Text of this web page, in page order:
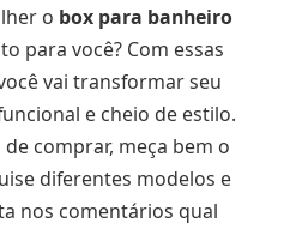
o box para banheiro
para você? Com essas
vai transformar seu
e cheio de estilo.
comprar, meça bem o
diferentes modelos e
nos comentários qual